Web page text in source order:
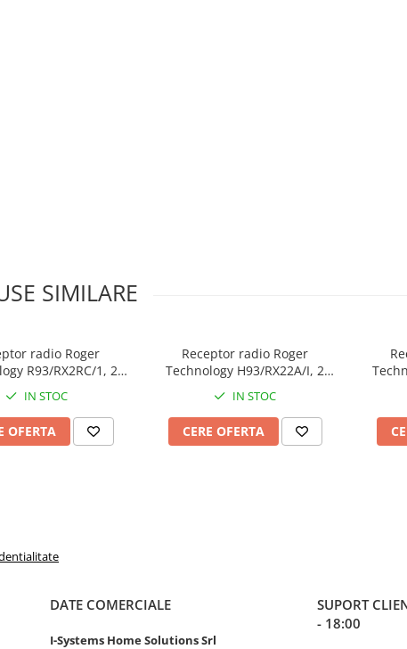
SIMILARE
radio Roger
R93/RX2RC/1, 2
cod saritor
IN STOC
OFERTA
Receptor radio Roger
Technology H93/RX22A/I, 2
IN STOC
CERE OFERTA
DATE COMERCIALE
I-Systems Home Solutions Srl
SUPORT
- 18:00